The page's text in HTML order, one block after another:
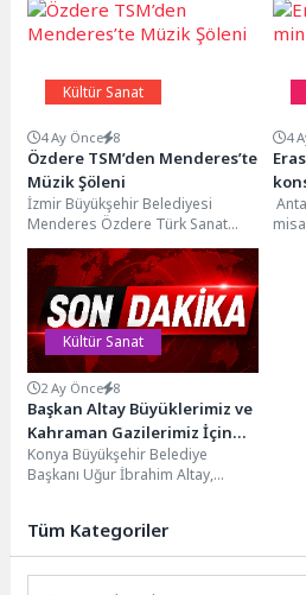
Kültür Sanat
4 Ay Önce 8
Özdere TSM’den Menderes’te
Müzik Şöleni
İzmir Büyükşehir Belediyesi
Menderes Özdere Türk Sanat
Müziği Korosu, Menderes
Belediyesi’nin de destekleri ile
gerçekleştirdiği...
4
Kültür Sanat
2 Ay Önce 8
Başkan Altay Büyüklerimiz ve
Kahraman Gazilerimiz İçin
“Vefa Umresi” Projesinin
Müjdesini Verdi
Konya Büyükşehir Belediye
Başkanı Uğur İbrahim Altay,
gazilerimizin yüzünü...
Tüm Kategoriler